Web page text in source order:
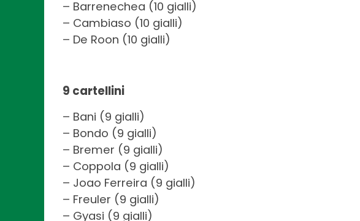
– Barrenechea (10 gialli)
– Cambiaso (10 gialli)
– De Roon (10 gialli)
9 cartellini
– Bani (9 gialli)
– Bondo (9 gialli)
– Bremer (9 gialli)
– Coppola (9 gialli)
– Joao Ferreira (9 gialli)
– Freuler (9 gialli)
– Gyasi (9 gialli)